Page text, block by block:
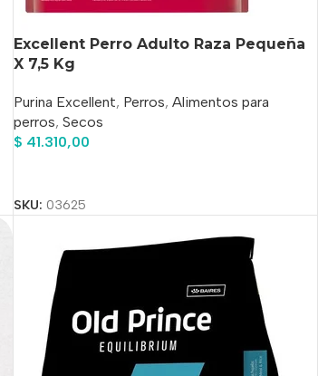
Excellent Perro Adulto Raza Pequeña
X 7,5 Kg
Purina Excellent, Perros, Alimentos para
perros, Secos
$ 41.310,00
SKU: 03625